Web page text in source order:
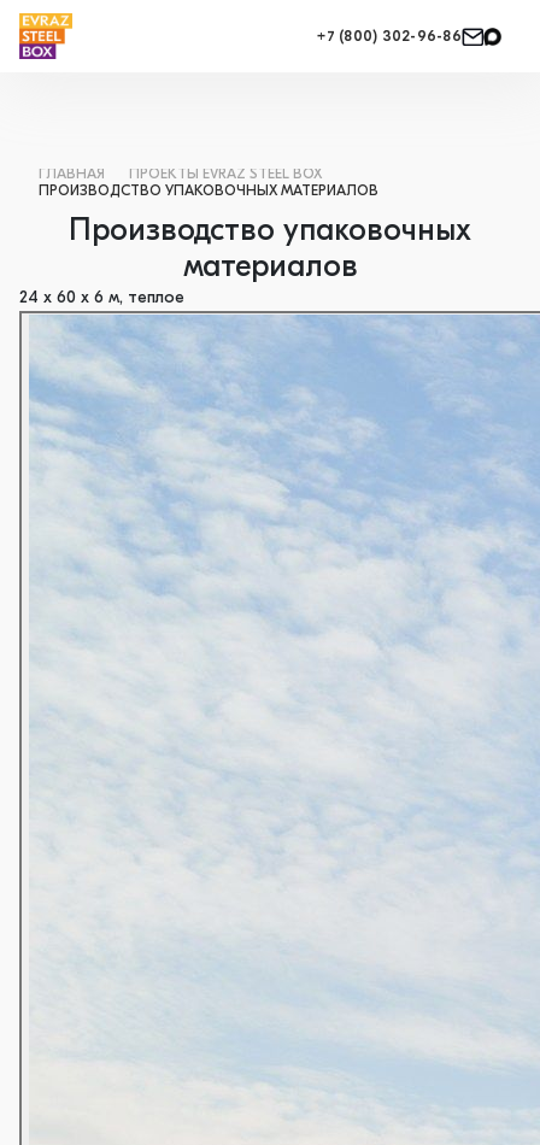
+7 (800) 302-96-86
ГЛАВНАЯ
ПРОЕКТЫ EVRAZ STEEL BOX
ПРОИЗВОДСТВО УПАКОВОЧНЫХ МАТЕРИАЛОВ
Производство упаковочных
материалов
24 х 60 х 6 м, теплое